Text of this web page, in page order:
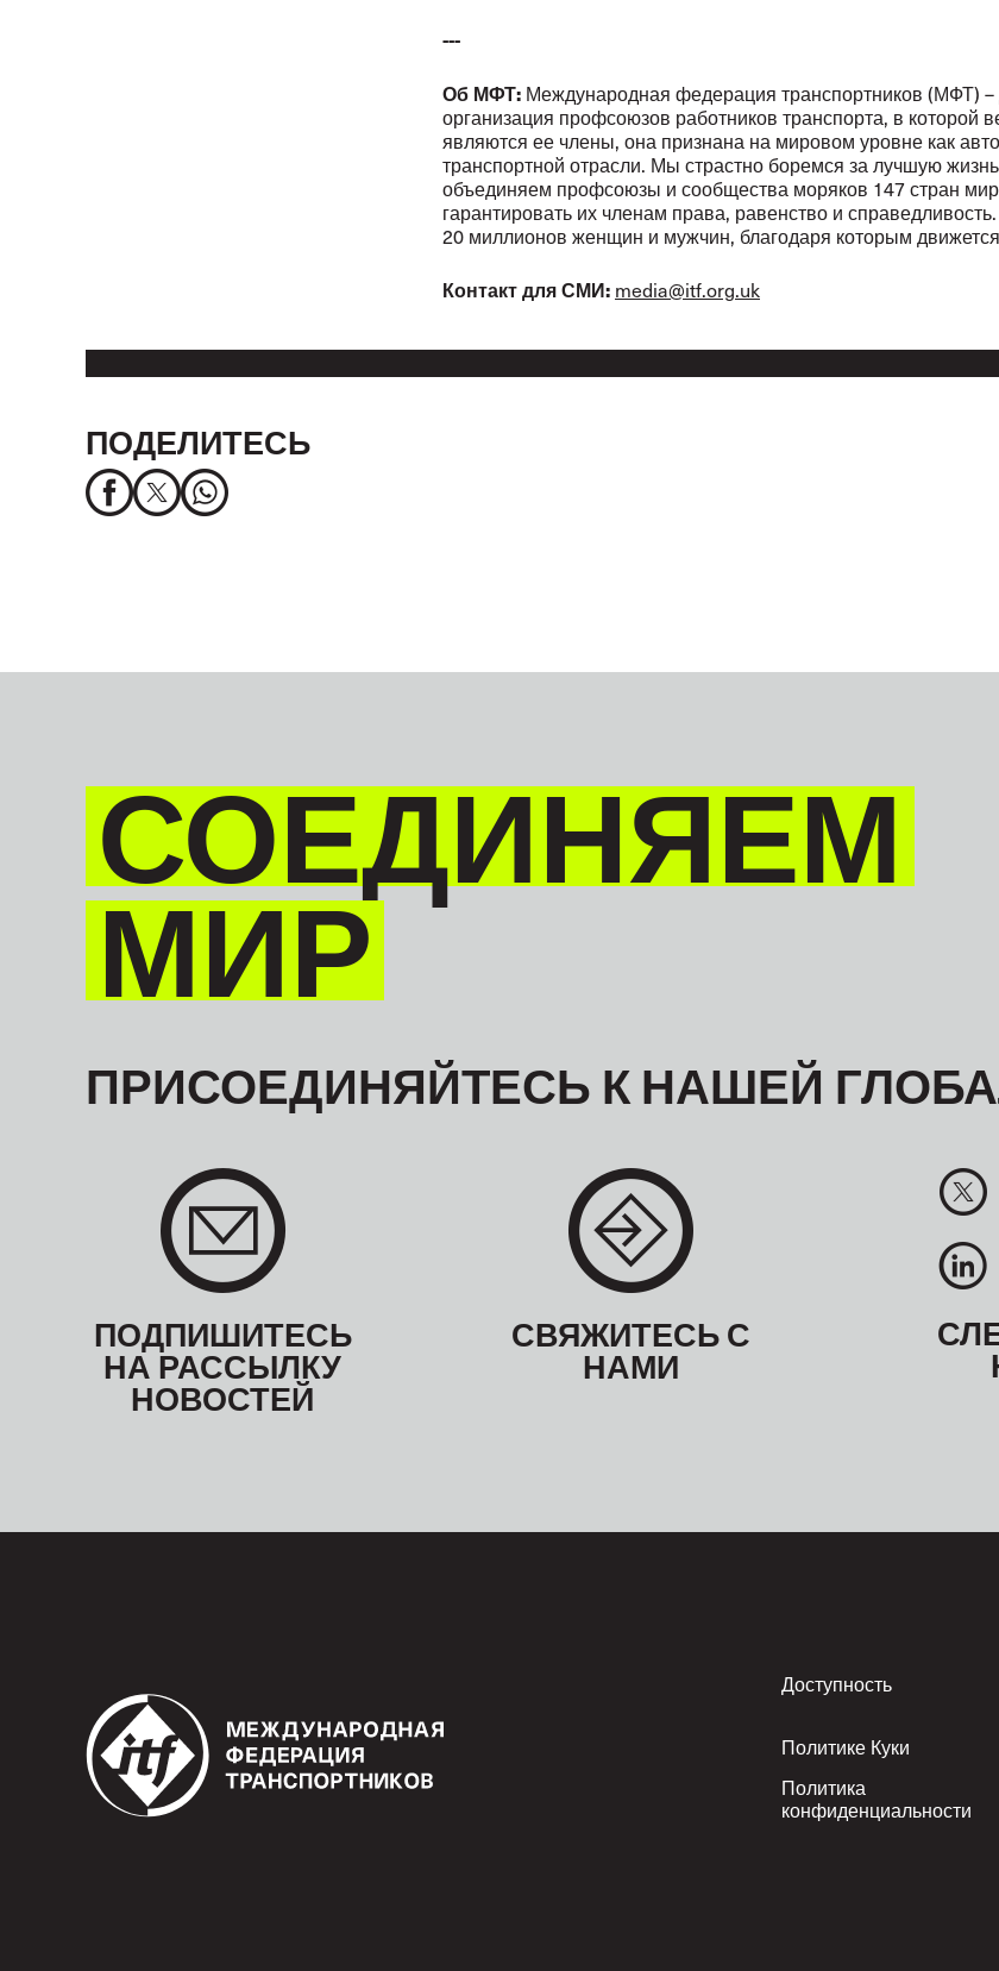
---
Об МФТ: Международная федерация транспортников (МФТ) –
организация профсоюзов работников транспорта, в которой
являются ее члены, она признана на мировом уровне как
транспортной отрасли. Мы страстно боремся за лучшую
объединяем профсоюзы и сообщества моряков 147 стран
гарантировать их членам права, равенство и
20 миллионов женщин и мужчин, благодаря которым
Контакт для СМИ: media@itf.org.uk
ПОДЕЛИТЕСЬ
СОЕДИНЯЕМ
МИР
ПРИСОЕДИНЯЙТЕСЬ К НАШЕЙ
ПОДПИШИТЕСЬ
НА РАССЫЛКУ
НОВОСТЕЙ
СВЯЖИТЕСЬ С
НАМИ
Footer
Доступность
Политике Куки
Политика
конфиденциальности